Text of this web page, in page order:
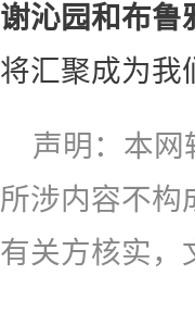
谢沁园和布鲁
将汇聚成为我
声明：本
所涉内容不构
有关方核实，